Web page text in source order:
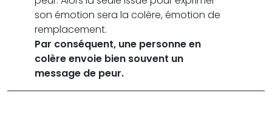
son émotion sera la colère, émotion de
remplacement.
Par conséquent, une personne en
colère envoie bien souvent un
message de peur.